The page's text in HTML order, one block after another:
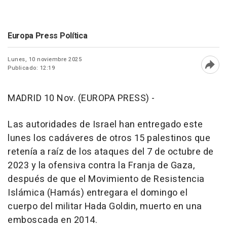
Europa Press Política
Lunes, 10 noviembre 2025
Publicado: 12:19
MADRID 10 Nov. (EUROPA PRESS) -
Las autoridades de Israel han entregado este
lunes los cadáveres de otros 15 palestinos que
retenía a raíz de los ataques del 7 de octubre de
2023 y la ofensiva contra la Franja de Gaza,
después de que el Movimiento de Resistencia
Islámica (Hamás) entregara el domingo el
cuerpo del militar Hada Goldin, muerto en una
emboscada en 2014.